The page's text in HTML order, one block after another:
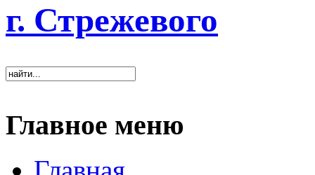
г. Стрежевого
Главное меню